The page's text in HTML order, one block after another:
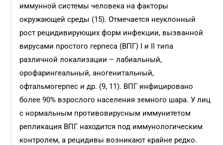
иммунной системы человека на факторы
окружающей среды (15). Отмечается неуклонный
рост рецидивирующих форм инфекции, вызванной
вирусами простого герпеса (ВПГ) I и II типа
различной локализации – лабиальный,
орофарингеальный, аногенитальный,
офтальмогерпес и др. (9, 11). ВПГ инфицировано
более 90% взрослого населения земного шара. У лиц
с нормальным противовирусным иммунитетом
репликация ВПГ находится под иммунологическим
контролем, а рецидивы возникают крайне редко.